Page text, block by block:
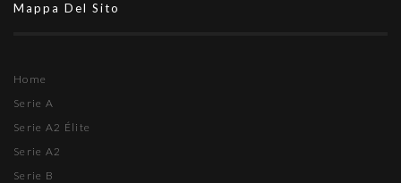
Mappa Del Sito
Home
Serie A
Serie A2 Élite
Serie A2
Serie B